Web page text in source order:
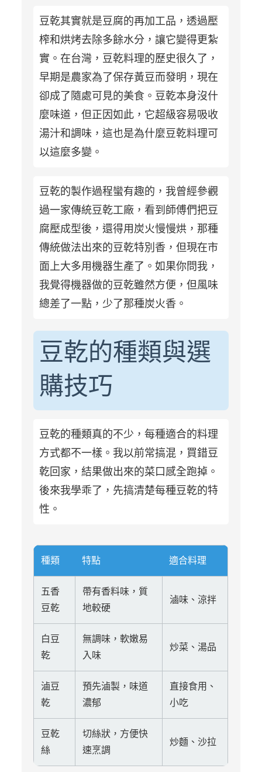
豆乾其實就是豆腐的再加工品，透過壓
榨和烘烤去除多餘水分，讓它變得更紮
實。在台灣，豆乾料理的歷史很久了，
早期是農家為了保存黃豆而發明，現在
卻成了隨處可見的美食。豆乾本身沒什
麼味道，但正因如此，它超級容易吸收
湯汁和調味，這也是為什麼豆乾料理可
以這麼多變。
豆乾的製作過程蠻有趣的，我曾經參觀
過一家傳統豆乾工廠，看到師傅們把豆
腐壓成型後，還得用炭火慢慢烘，那種
傳統做法出來的豆乾特別香，但現在市
面上大多用機器生產了。如果你問我，
我覺得機器做的豆乾雖然方便，但風味
總差了一點，少了那種炭火香。
豆乾的種類與選
購技巧
豆乾的種類真的不少，每種適合的料理
方式都不一樣。我以前常搞混，買錯豆
乾回家，結果做出來的菜口感全跑掉。
後來我學乖了，先搞清楚每種豆乾的特
性。
種類 特點 適合料理
五香
豆乾
帶有香料味，質
地較硬
滷味、涼拌
白豆
乾
無調味，軟嫩易
入味
炒菜、湯品
滷豆
乾
預先滷製，味道
濃郁
直接食用、
小吃
豆乾
絲
切絲狀，方便快
速烹調
炒麵、沙拉